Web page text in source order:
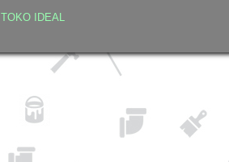
TOKO IDEAL